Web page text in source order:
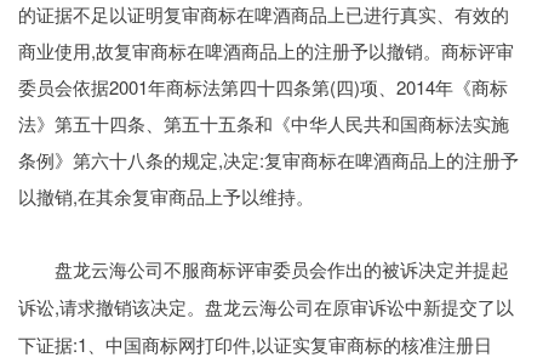
的证据不足以证明复审商标在啤酒商品上已进行真实、有效的
商业使用,故复审商标在啤酒商品上的注册予以撤销。商标评审
委员会依据2001年商标法第四十四条第(四)项、2014年《商标
法》第五十四条、第五十五条和《中华人民共和国商标法实施
条例》第六十八条的规定,决定:复审商标在啤酒商品上的注册予
以撤销,在其余复审商品上予以维持。
盘龙云海公司不服商标评审委员会作出的被诉决定并提起
诉讼,请求撤销该决定。盘龙云海公司在原审诉讼中新提交了以
下证据:1、中国商标网打印件,以证实复审商标的核准注册日